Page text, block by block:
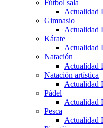
Fútbol sala
Actualidad
Gimnasio
Actualidad
Kárate
Actualidad
Natación
Actualidad
Natación artística
Actualidad
Pádel
Actualidad
Pesca
Actualidad